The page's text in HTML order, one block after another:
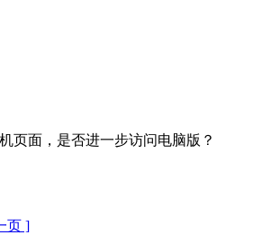
页面，是否进一步访问电脑版？
页 ]